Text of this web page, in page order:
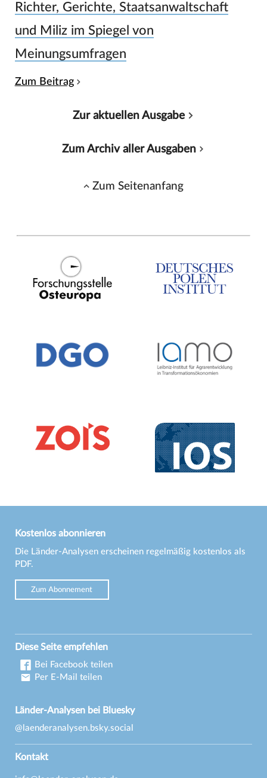
Richter, Gerichte, Staatsanwaltschaft
und Miliz im Spiegel von
Meinungsumfragen
Zum Beitrag
Zur aktuellen Ausgabe
Zum Archiv aller Ausgaben
Zum Seitenanfang
Kostenlos abonnieren
Die Länder-Analysen erscheinen regelmäßig kostenlos als
PDF.
Zum Abonnement
Diese Seite empfehlen
Bei Facebook teilen
Per E-Mail teilen
Länder-Analysen bei Bluesky
@laenderanalysen.bsky.social
Kontakt